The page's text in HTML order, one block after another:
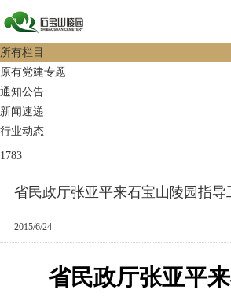
所有栏目
原有党建专题
通知公告
新闻速递
行业动态
1783
省民政厅张亚平来石宝山陵园指导
2015/6/24
省民政厅张亚平